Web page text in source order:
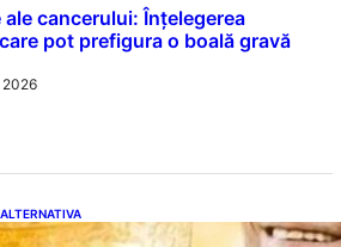
cancerului: Înțelegerea
pot prefigura o boală gravă
2026
băuturi esențiale pentru